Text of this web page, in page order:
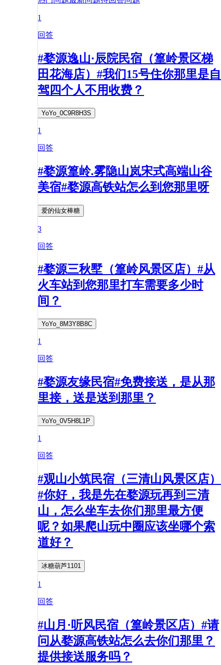
1
回答
#婺源逸山·辰院民宿（篁岭景区梯
田花海店）#我们15号住你那里是自
驾四个人不用收费？
YoYo_0C9R8H3S
1
回答
#婺源篁岭.雾隐山岚宋式高端山谷
美宿#婺源高铁站怎么到您那里呀
爱的仙女棒糖
3
回答
#婺源三秋墅（篁岭风景区店）#从
火车站到您那里打车需要多少时
间？
YoYo_8M3Y8B8C
1
回答
#婺源友缘民宿#免费接送，是从那
里接，送是送到那里？
YoYo_0V5H8L1P
1
回答
#观山小筑民宿（三清山风景区店）
#你好，我是先在婺源玩再到三清
山，怎么坐车去你们那里最方便
呢？如果爬山玩中圈应该坐哪个索
道好？
冰糖葫芦1101
1
回答
#山月·听风民宿（篁岭景区店）#请
问从婺源高铁站怎么去你们那里？
提供接送服务吗？